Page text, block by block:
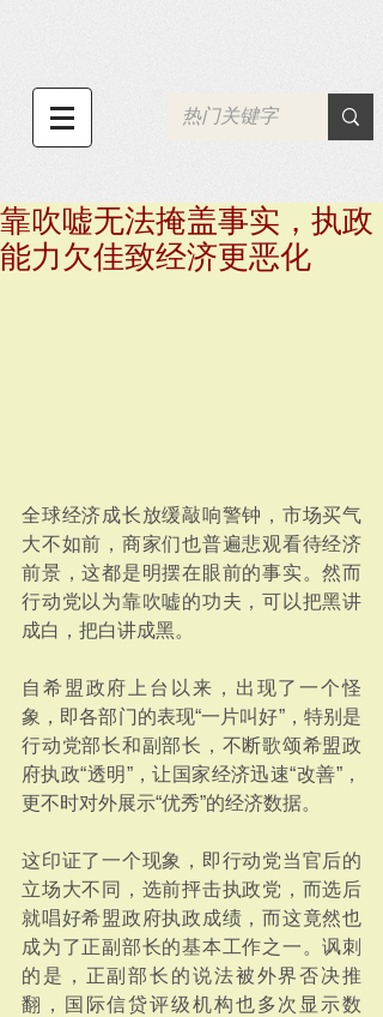
靠吹嘘无法掩盖事实，执政
能力欠佳致经济更恶化
全球经济成长放缓敲响警钟，市场买气
大不如前，商家们也普遍悲观看待经济
前景，这都是明摆在眼前的事实。然而
行动党以为靠吹嘘的功夫，可以把黑讲
成白，把白讲成黑。
自希盟政府上台以来，出现了一个怪
象，即各部门的表现“一片叫好”，特别是
行动党部长和副部长，不断歌颂希盟政
府执政“透明”，让国家经济迅速“改善”，
更不时对外展示“优秀”的经济数据。
这印证了一个现象，即行动党当官后的
立场大不同，选前抨击执政党，而选后
就唱好希盟政府执政成绩，而这竟然也
成为了正副部长的基本工作之一。讽刺
的是，正副部长的说法被外界否决推
翻，国际信贷评级机构也多次显示数